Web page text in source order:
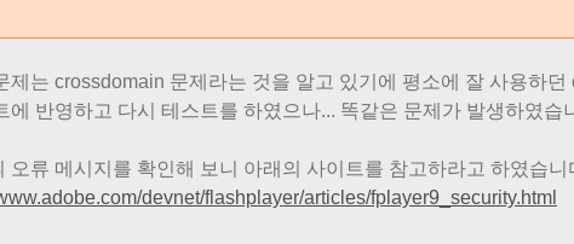
제는 crossdomain 문제라는 것을 알고 있기에 평소에 잘 사용하던
에 반영하고 다시 테스트를 하였으나... 똑같은 문제가 발생하였습
오류 메시지를 확인해 보니 아래의 사이트를 참고하라고 하였습니
devnet/flashplayer/articles/fplayer9_security.html